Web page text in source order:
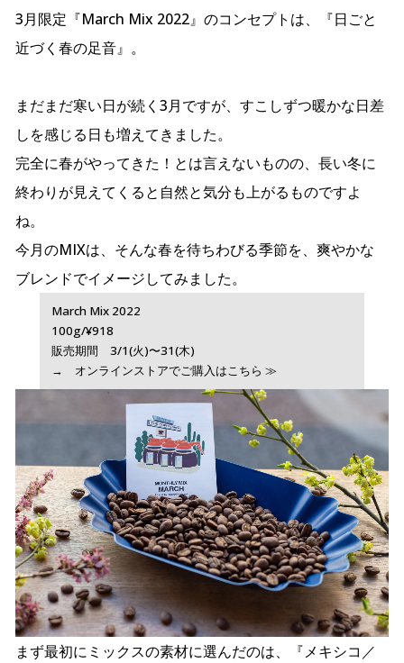
3月限定『March Mix 2022』のコンセプトは、『日ごと
近づく春の足音』。
まだまだ寒い日が続く3月ですが、すこしずつ暖かな日差
しを感じる日も増えてきました。
完全に春がやってきた！とは言えないものの、長い冬に
終わりが見えてくると自然と気分も上がるものですよ
ね。
今月のMIXは、そんな春を待ちわびる季節を、爽やかな
ブレンドでイメージしてみました。
March Mix 2022
100g/¥918
販売期間 3/1(火)〜31(木)
→ オンラインストアでご購入はこちら ≫
まず最初にミックスの素材に選んだのは、『メキシコ／